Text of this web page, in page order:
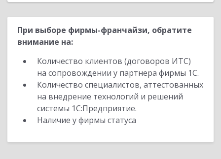
При выборе фирмы-франчайзи, обратите
внимание на:
Количество клиентов (договоров ИТС)
на сопровождении у партнера фирмы 1С.
Количество специалистов, аттестованных
на внедрение технологий и решений
системы 1С:Предприятие.
Наличие у фирмы статуса